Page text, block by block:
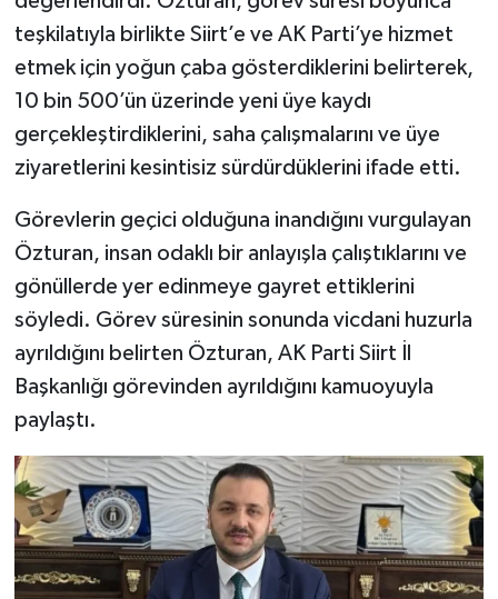
teşkilatıyla birlikte Siirt’e ve AK Parti’ye hizmet
etmek için yoğun çaba gösterdiklerini belirterek,
10 bin 500’ün üzerinde yeni üye kaydı
gerçekleştirdiklerini, saha çalışmalarını ve üye
ziyaretlerini kesintisiz sürdürdüklerini ifade etti.
Görevlerin geçici olduğuna inandığını vurgulayan
Özturan, insan odaklı bir anlayışla çalıştıklarını ve
gönüllerde yer edinmeye gayret ettiklerini
söyledi. Görev süresinin sonunda vicdani huzurla
ayrıldığını belirten Özturan, AK Parti Siirt İl
Başkanlığı görevinden ayrıldığını kamuoyuyla
paylaştı.